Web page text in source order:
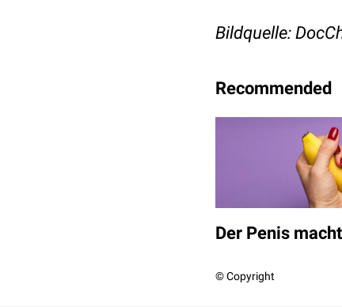
Bildquelle:
Recommended
Der Penis
© Copyright